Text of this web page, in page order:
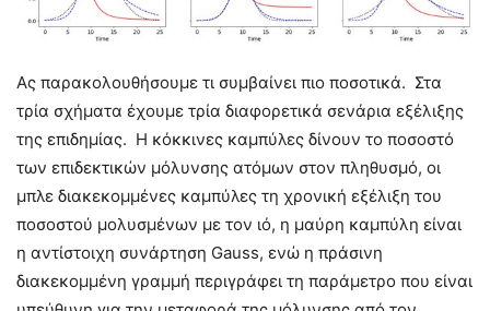
Ας παρακολουθήσουμε τι συμβαίνει πιο ποσοτικά. Στα
τρία σχήματα έχουμε τρία διαφορετικά σενάρια εξέλιξης
της επιδημίας. Η κόκκινες καμπύλες δίνουν το ποσοστό
των επιδεκτικών μόλυνσης ατόμων στον πληθυσμό, οι
μπλε διακεκομμένες καμπύλες τη χρονική εξέλιξη του
ποσοστού μολυσμένων με τον ιό, η μαύρη καμπύλη είναι
η αντίστοιχη συνάρτηση Gauss, ενώ η πράσινη
διακεκομμένη γραμμή περιγράφει τη παράμετρο που είναι